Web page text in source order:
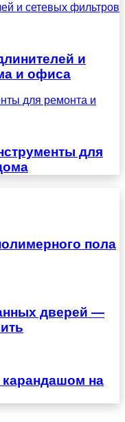
и сетевых фильтров
и
и офиса
для ремонта и
для
пола
дверей —
карандашом на